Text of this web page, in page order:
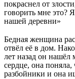
покраснел от
говорить мне это?
нашей деревни»
Бедная женщина
отвёл её в дом.
лет назад он
сердце, она поняла,
разбойники и она